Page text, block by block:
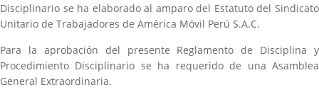
Disciplinario se ha elaborado al amparo del Estatuto del Sindicato
Unitario de Trabajadores de América Móvil Perú S.A.C.
Para la aprobación del presente Reglamento de Disciplina y
Procedimiento Disciplinario se ha requerido de una Asamblea
General Extraordinaria.